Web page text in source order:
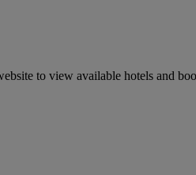
to view available hotels and